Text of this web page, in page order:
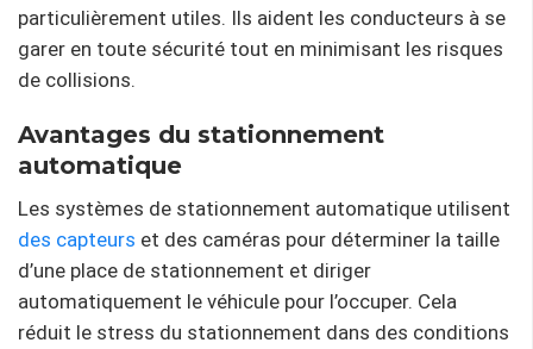
particulièrement utiles. Ils aident les conducteurs à se
garer en toute sécurité tout en minimisant les risques
de collisions.
Avantages du stationnement
automatique
Les systèmes de stationnement automatique utilisent
des capteurs et des caméras pour déterminer la taille
d’une place de stationnement et diriger
automatiquement le véhicule pour l’occuper. Cela
réduit le stress du stationnement dans des conditions